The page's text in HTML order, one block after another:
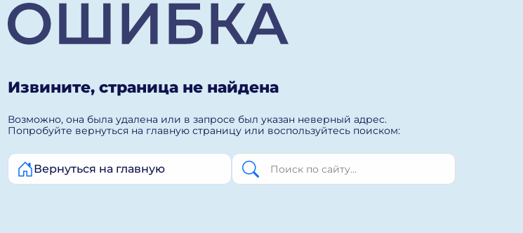
Извините, страница не найдена
Возможно, она была удалена или в запросе был указан неверный адрес.
Попробуйте вернуться на главную страницу или воспользуйтесь поиском:
Вернуться на главную